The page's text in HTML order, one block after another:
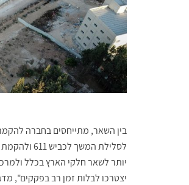
יותר לשאר חלקי הארץ בכלל
יצטרכו לבלות זמן רב בפקקים",